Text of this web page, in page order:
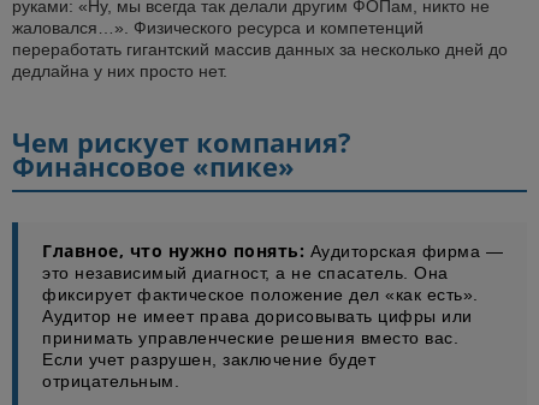
руками: «Ну, мы всегда так делали другим ФОПам, никто не
жаловался…». Физического ресурса и компетенций
переработать гигантский массив данных за несколько дней до
дедлайна у них просто нет.
Чем рискует компания?
Финансовое «пике»
Главное, что нужно понять: Аудиторская фирма —
это независимый диагност, а не спасатель. Она
фиксирует фактическое положение дел «как есть».
Аудитор не имеет права дорисовывать цифры или
принимать управленческие решения вместо вас.
Если учет разрушен, заключение будет
отрицательным.